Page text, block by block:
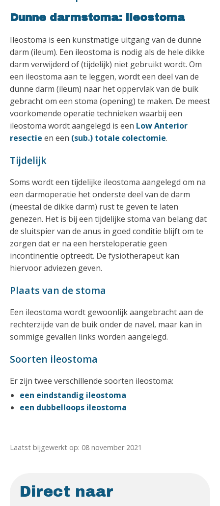
Dunne darmstoma: ileostoma
Ileostoma is een kunstmatige uitgang van de dunne
darm (ileum). Een ileostoma is nodig als de hele dikke
darm verwijderd of (tijdelijk) niet gebruikt wordt. Om
een ileostoma aan te leggen, wordt een deel van de
dunne darm (ileum) naar het oppervlak van de buik
gebracht om een stoma (opening) te maken. De meest
voorkomende operatie technieken waarbij een
ileostoma wordt aangelegd is een Low Anterior
resectie en een (sub.) totale colectomie.
Tijdelijk
Soms wordt een tijdelijke ileostoma aangelegd om na
een darmoperatie het onderste deel van de darm
(meestal de dikke darm) rust te geven te laten
genezen. Het is bij een tijdelijke stoma van belang dat
de sluitspier van de anus in goed conditie blijft om te
zorgen dat er na een hersteloperatie geen
incontinentie optreedt. De fysiotherapeut kan
hiervoor adviezen geven.
Plaats van de stoma
Een ileostoma wordt gewoonlijk aangebracht aan de
rechterzijde van de buik onder de navel, maar kan in
sommige gevallen links worden aangelegd.
Soorten ileostoma
Er zijn twee verschillende soorten ileostoma:
een eindstandig ileostoma
een dubbelloops ileostoma
Laatst bijgewerkt op: 08 november 2021
Direct naar